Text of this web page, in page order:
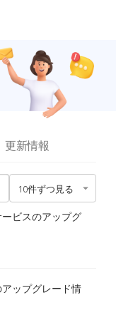
更新情報
10件ずつ見る
ビスのアップグ
ップグレード情